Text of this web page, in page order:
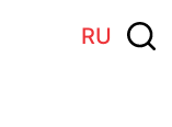
RU